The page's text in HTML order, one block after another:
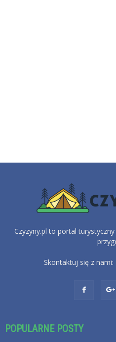
Czyzyny.pl to portal
Skontaktuj się z nami:
POPULARNE POSTY